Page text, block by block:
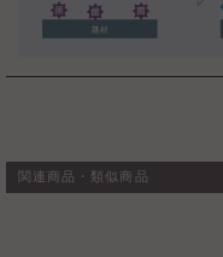
関連商品・類似商品